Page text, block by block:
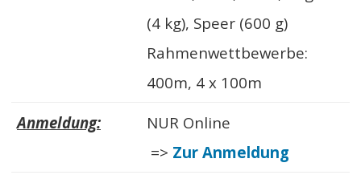
(4 kg), Speer (600 g)
Rahmenwettbewerbe:
400m, 4 x 100m
Anmeldung:
NUR Online
=> Zur Anmeldung